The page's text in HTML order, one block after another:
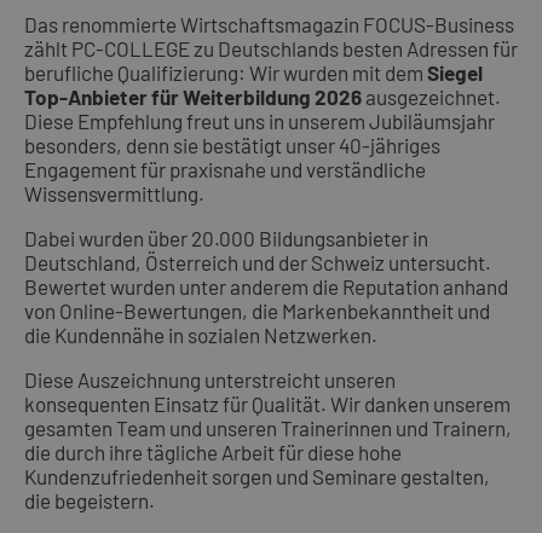
Das renommierte Wirtschaftsmagazin FOCUS-Business
zählt PC-COLLEGE zu Deutschlands besten Adressen für
berufliche Qualifizierung: Wir wurden mit dem Siegel
Top-Anbieter für Weiterbildung 2026 ausgezeichnet.
Diese Empfehlung freut uns in unserem Jubiläumsjahr
besonders, denn sie bestätigt unser 40-jähriges
Engagement für praxisnahe und verständliche
Wissensvermittlung.
Dabei wurden über 20.000 Bildungsanbieter in
Deutschland, Österreich und der Schweiz untersucht.
Bewertet wurden unter anderem die Reputation anhand
von Online-Bewertungen, die Markenbekanntheit und
die Kundennähe in sozialen Netzwerken.
Diese Auszeichnung unterstreicht unseren
konsequenten Einsatz für Qualität. Wir danken unserem
gesamten Team und unseren Trainerinnen und Trainern,
die durch ihre tägliche Arbeit für diese hohe
Kundenzufriedenheit sorgen und Seminare gestalten,
die begeistern.